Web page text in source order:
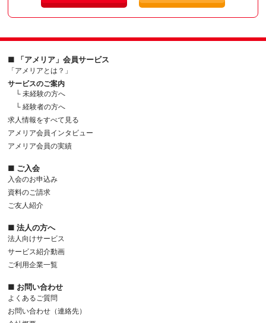
■ 「アメリア」会員サービス
「アメリアとは？」
サービスのご案内
└ 未経験の方へ
└ 経験者の方へ
求人情報をすべて見る
アメリア会員インタビュー
アメリア会員の実績
■ ご入会
入会のお申込み
資料のご請求
ご友人紹介
■ 法人の方へ
法人向けサービス
サービス紹介動画
ご利用企業一覧
■ お問い合わせ
よくあるご質問
お問い合わせ（連絡先）